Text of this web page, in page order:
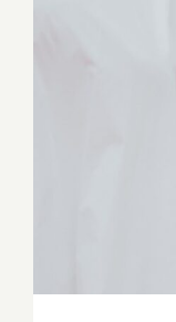
Un nuovo